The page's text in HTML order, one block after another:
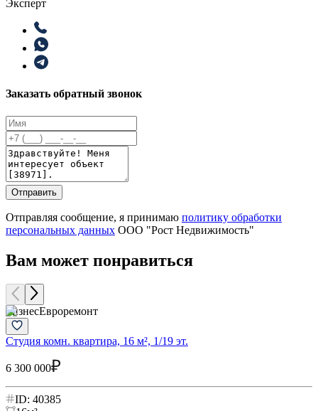
Эксперт
Заказать обратный звонок
Отправить
Отправляя сообщение, я принимаю политику обработки
персональных данных ООО "Рост Недвижимость"
Вам может понравиться
БизнесЕвроремонт
Студия комн. квартира, 16 м², 1/19 эт.
6 300 000
ID: 40385